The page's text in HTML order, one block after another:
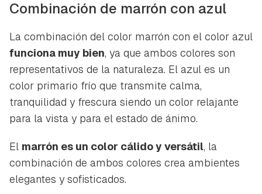
Combinación de marrón con azul
La combinación del color marrón con el color azul
funciona muy bien, ya que ambos colores son
representativos de la naturaleza. El azul es un
color primario frío que transmite calma,
tranquilidad y frescura siendo un color relajante
para la vista y para el estado de ánimo.
El marrón es un color cálido y versátil, la
combinación de ambos colores crea ambientes
elegantes y sofisticados.